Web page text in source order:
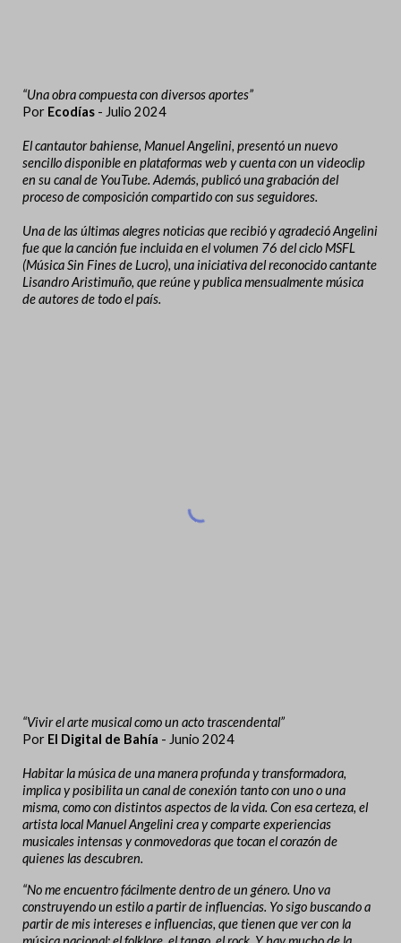
“Una obra compuesta con diversos aportes”
Por Ecodías - Julio 2024
El cantautor bahiense, Manuel Angelini, presentó un nuevo
sencillo disponible en plataformas web y cuenta con un videoclip
en su canal de YouTube. Además, publicó una grabación del
proceso de composición compartido con sus seguidores.
Una de las últimas alegres noticias que recibió y agradeció Angelini
fue que la canción fue incluida en el volumen 76 del ciclo MSFL
(Música Sin Fines de Lucro), una iniciativa del reconocido cantante
Lisandro Aristimuño, que reúne y publica mensualmente música
de autores de todo el país.
“Vivir el arte musical como un acto trascendental”
Por El Digital de Bahía - Junio 2024
Habitar la música de una manera profunda y transformadora,
implica y posibilita un canal de conexión tanto con uno o una
misma, como con distintos aspectos de la vida. Con esa certeza, el
artista local Manuel Angelini crea y comparte experiencias
musicales intensas y conmovedoras que tocan el corazón de
quienes las descubren.
“No me encuentro fácilmente dentro de un género. Uno va
construyendo un estilo a partir de influencias. Yo sigo buscando a
partir de mis intereses e influencias, que tienen que ver con la